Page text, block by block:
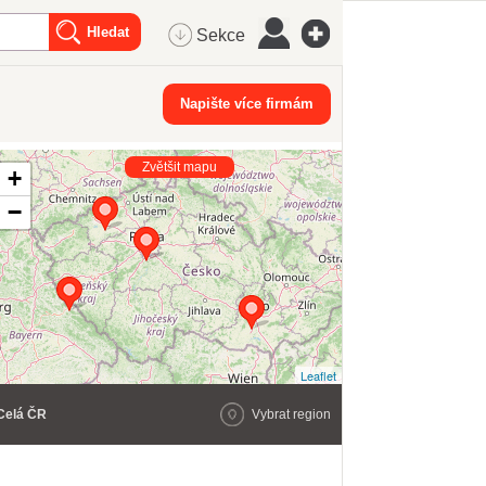
Sekce
Napište více firmám
+
−
Leaflet
Zvětšit mapu
ČR Vybrat region